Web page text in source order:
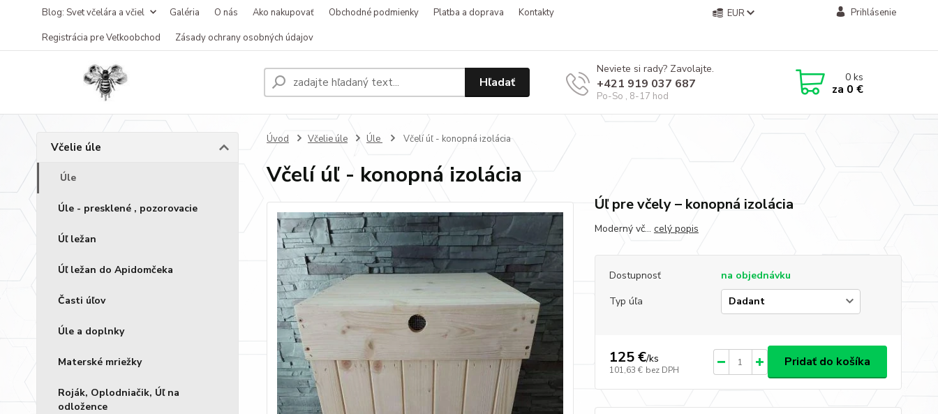
Blog: Svet včelára a včiel Galéria O nás Ako nakupovať Obchodné podmienky Platba a doprava
Kontakty
Registrácia pre Veľkoobchod
Zásady ochrany osobných údajov
EUR Prihlásenie
Hľadať
Neviete si rady? Zavolajte.
+421 919 037 687
Po-So , 8-17 hod
0ks
za 0 €
Včelie úle
Úle
Úle - presklené , pozorovacie
Úľ ležan
Úľ ležan do Apidomčeka
Časti úľov
Úle a doplnky
Materské mriežky
Roják, Oplodniačik, Úľ na
odložence
Úvod Včelie úle Úle Včelí úľ - konopná izolácia
Včelí úľ - konopná izolácia
Úľ pre včely – konopná izolácia
Moderný vč... celý popis
Dostupnosť
na objednávku
Typ úľa
125 €/ks
101,63 € bez DPH
Pridať do košíka